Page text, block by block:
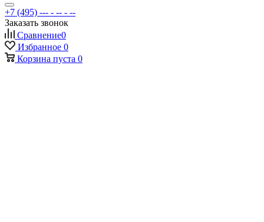
+7 (495) --- - -- - --
Заказать звонок
Сравнение0
Избранное 0
Корзина пуста 0